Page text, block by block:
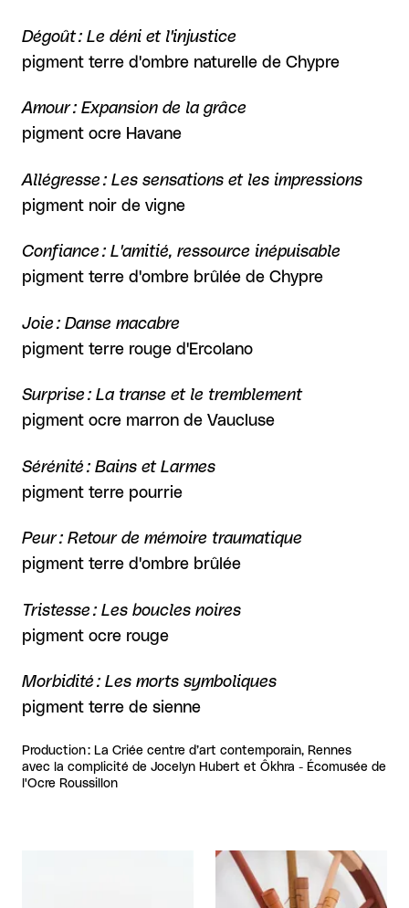
Dégoût : Le déni et l'injustice
pigment terre d'ombre naturelle de Chypre
Amour : Expansion de la grâce
pigment ocre Havane
Allégresse : Les sensations et les impressions
pigment noir de vigne
Confiance : L'amitié, ressource inépuisable
pigment terre d'ombre brûlée de Chypre
Joie : Danse macabre
pigment terre rouge d'Ercolano
Surprise : La transe et le tremblement
pigment ocre marron de Vaucluse
Sérénité : Bains et Larmes
pigment terre pourrie
Peur : Retour de mémoire traumatique
pigment terre d'ombre brûlée
Tristesse : Les boucles noires
pigment ocre rouge
Morbidité : Les morts symboliques
pigment terre de sienne
Production : La Criée centre d’art contemporain, Rennes
avec la complicité de Jocelyn Hubert et Ôkhra - Écomusée de
l'Ocre Roussillon
Agrandir